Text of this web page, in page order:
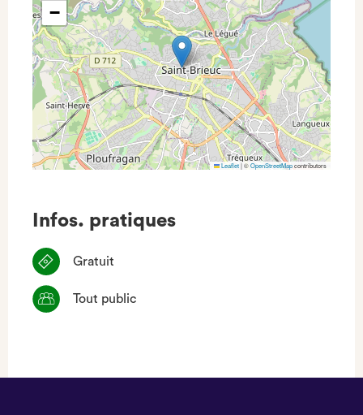
−
Leaflet|©OpenStreetMapcontributors
Infos. pratiques
Gratuit
Tout public